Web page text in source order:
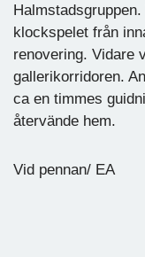
klockspelet från
renovering. Vidare
gallerikorridoren.
ca en timmes
återvände hem.
Vid pennan/ EA